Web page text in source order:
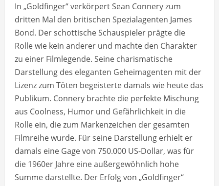
In „Goldfinger“ verkörpert Sean Connery zum
dritten Mal den britischen Spezialagenten James
Bond. Der schottische Schauspieler prägte die
Rolle wie kein anderer und machte den Charakter
zu einer Filmlegende. Seine charismatische
Darstellung des eleganten Geheimagenten mit der
Lizenz zum Töten begeisterte damals wie heute das
Publikum. Connery brachte die perfekte Mischung
aus Coolness, Humor und Gefährlichkeit in die
Rolle ein, die zum Markenzeichen der gesamten
Filmreihe wurde. Für seine Darstellung erhielt er
damals eine Gage von 750.000 US-Dollar, was für
die 1960er Jahre eine außergewöhnlich hohe
Summe darstellte. Der Erfolg von „Goldfinger“